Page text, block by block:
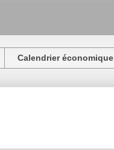
Calendrier économique